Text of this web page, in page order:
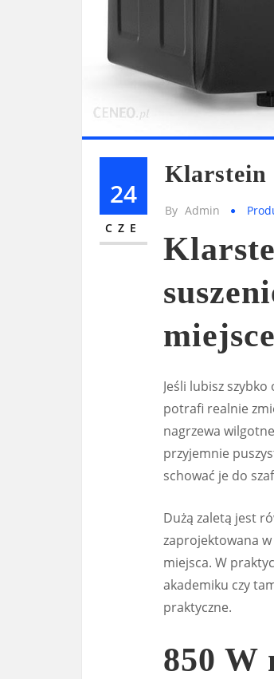
24
CZE
Klarstein
By Admin
miejsce
Jeśli lubisz
potrafi realnie
nagrzewa
przyjemnie
schować je do
Dużą zaletą jest
zaprojektowana
miejsca. W
akademiku czy
praktyczne.
850 W